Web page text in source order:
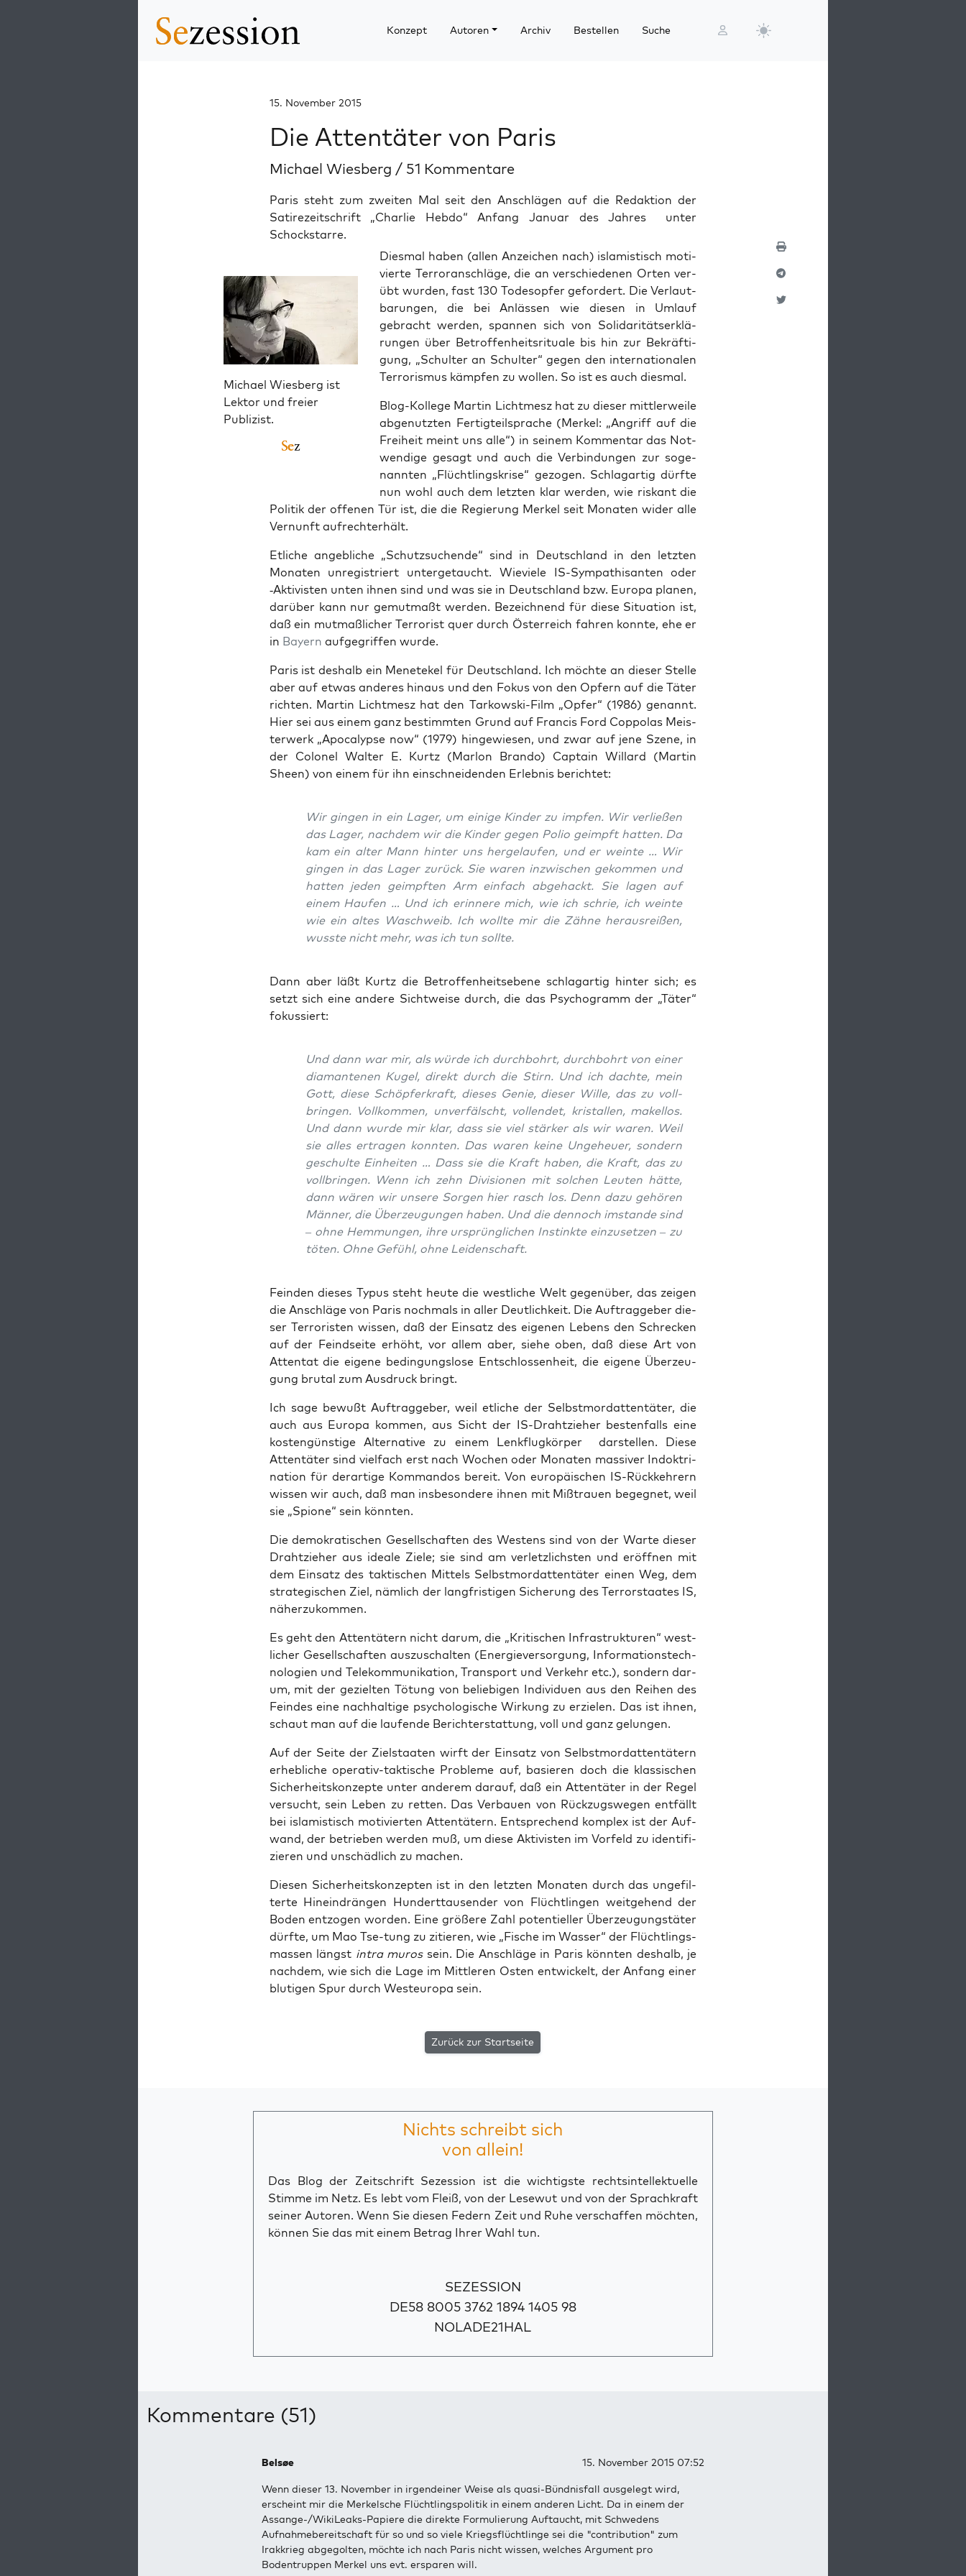
Konzept Autoren Archiv Bestellen Suche
15. November 2015
Die Attentäter von Paris
Michael Wiesberg / 51 Kommentare
Paris steht zum zweiten Mal seit den Anschlägen auf die Redaktion der
Satirezeitschrift „Charlie Hebdo“ Anfang Januar des Jahres unter
Schockstarre.
Michael Wiesberg ist
Lektor und freier
Publizist.
Dies­mal haben (allen Anzei­chen nach) isla­mis­tisch moti­
vier­te Ter­ror­an­schlä­ge, die an ver­schie­de­nen Orten ver­
übt wur­den, fast 130 Todes­op­fer gefor­dert. Die Ver­laut­
ba­run­gen, die bei Anläs­sen wie die­sen in Umlauf
gebracht wer­den, span­nen sich von Soli­da­ri­täts­er­klä­
run­gen über Betrof­fen­heits­ri­tua­le bis hin zur Bekräf­ti­
gung, „Schul­ter an Schul­ter“ gegen den inter­na­tio­na­len
Ter­ro­ris­mus kämp­fen zu wol­len. So ist es auch diesmal.
Blog-Kol­le­ge Mar­tin Licht­mesz hat zu die­ser mitt­ler­wei­le
abge­nutz­ten Fer­tig­teil­spra­che (Mer­kel: „Angriff auf die
Frei­heit meint uns alle“) in sei­nem Kom­men­tar das Not­
wen­di­ge gesagt und auch die Ver­bin­dun­gen zur soge­
nann­ten „Flücht­lings­kri­se“ gezo­gen. Schlag­ar­tig dürf­te
nun wohl auch dem letz­ten klar wer­den, wie ris­kant die
Poli­tik der offe­nen Tür ist, die die Regie­rung Mer­kel seit Mona­ten wider alle
Ver­nunft aufrechterhält.
Etli­che angeb­li­che „Schutz­su­chen­de“ sind in Deutsch­land in den letz­ten
Mona­ten unre­gis­triert unter­ge­taucht. Wie­vie­le IS-Sym­pa­thi­san­ten oder
‑Akti­vis­ten unten ihnen sind und was sie in Deutsch­land bzw. Euro­pa pla­nen,
dar­über kann nur gemut­maßt wer­den. Bezeich­nend für die­se Situa­ti­on ist,
daß ein mut­maß­li­cher Ter­ro­rist quer durch Öster­reich fah­ren konn­te, ehe er
in Bay­ern auf­ge­grif­fen wurde.
Paris ist des­halb ein Mene­te­kel für Deutsch­land. Ich möch­te an die­ser Stel­le
aber auf etwas ande­res hin­aus und den Fokus von den Opfern auf die Täter
rich­ten. Mar­tin Licht­mesz hat den Tar­kow­ski-Film „Opfer“ (1986) genannt.
Hier sei aus einem ganz bestimm­ten Grund auf Fran­cis Ford Cop­po­las Meis­
ter­werk „Apo­ca­lyp­se now“ (1979) hin­ge­wie­sen, und zwar auf jene Sze­ne, in
der Colo­nel Wal­ter E. Kurtz (Mar­lon Bran­do) Cap­tain Wil­lard (Mar­tin
Sheen) von einem für ihn ein­schnei­den­den Erleb­nis berichtet:
Wir gin­gen in ein Lager, um eini­ge Kin­der zu imp­fen. Wir ver­lie­ßen
das Lager, nach­dem wir die Kin­der gegen Polio geimpft hat­ten. Da
kam ein alter Mann hin­ter uns her­ge­lau­fen, und er wein­te … Wir
gin­gen in das Lager zurück. Sie waren inzwi­schen gekom­men und
hat­ten jeden geimpf­ten Arm ein­fach abge­hackt. Sie lagen auf
einem Hau­fen … Und ich erin­ne­re mich, wie ich schrie, ich wein­te
wie ein altes Wasch­weib. Ich woll­te mir die Zäh­ne her­aus­rei­ßen,
wuss­te nicht mehr, was ich tun sollte.
Dann aber läßt Kurtz die Betrof­fen­heits­ebe­ne schlag­ar­tig hin­ter sich; es
setzt sich eine ande­re Sicht­wei­se durch, die das Psy­cho­gramm der „Täter“
fokussiert:
Und dann war mir, als wür­de ich durch­bohrt, durch­bohrt von einer
dia­man­te­nen Kugel, direkt durch die Stirn. Und ich dach­te, mein
Gott, die­se Schöp­fer­kraft, die­ses Genie, die­ser Wil­le, das zu voll­
brin­gen. Voll­kom­men, unver­fälscht, voll­endet, kris­tal­len, makel­los.
Und dann wur­de mir klar, dass sie viel stär­ker als wir waren. Weil
sie alles ertra­gen konn­ten. Das waren kei­ne Unge­heu­er, son­dern
geschul­te Ein­hei­ten … Dass sie die Kraft haben, die Kraft, das zu
voll­brin­gen. Wenn ich zehn Divi­sio­nen mit sol­chen Leu­ten hät­te,
dann wären wir unse­re Sor­gen hier rasch los. Denn dazu gehö­ren
Män­ner, die Über­zeu­gun­gen haben. Und die den­noch imstan­de sind
– ohne Hem­mun­gen, ihre ursprüng­li­chen Instink­te ein­zu­set­zen – zu
töten. Ohne Gefühl, ohne Leidenschaft.
Fein­den die­ses Typus steht heu­te die west­li­che Welt gegen­über, das zei­gen
die Anschlä­ge von Paris noch­mals in aller Deut­lich­keit. Die Auf­trag­ge­ber die­
ser Ter­ro­ris­ten wis­sen, daß der Ein­satz des eige­nen Lebens den Schre­cken
auf der Feind­sei­te erhöht, vor allem aber, sie­he oben, daß die­se Art von
Atten­tat die eige­ne bedin­gungs­lo­se Ent­schlos­sen­heit, die eige­ne Über­zeu­
gung bru­tal zum Aus­druck bringt.
Ich sage bewußt Auf­trag­ge­ber, weil etli­che der Selbst­mord­at­ten­tä­ter, die
auch aus Euro­pa kom­men, aus Sicht der IS-Draht­zie­her bes­ten­falls eine
kos­ten­güns­ti­ge Alter­na­ti­ve zu einem Lenk­flug­kör­per dar­stel­len. Die­se
Atten­tä­ter sind viel­fach erst nach Wochen oder Mona­ten mas­si­ver Indok­tri­
na­ti­on für der­ar­ti­ge Kom­man­dos bereit. Von euro­päi­schen IS-Rück­keh­rern
wis­sen wir auch, daß man ins­be­son­de­re ihnen mit Miß­trau­en begeg­net, weil
sie „Spio­ne“ sein könnten.
Die demo­kra­ti­schen Gesell­schaf­ten des Wes­tens sind von der War­te die­ser
Draht­zie­her aus idea­le Zie­le; sie sind am ver­letz­lichs­ten und eröff­nen mit
dem Ein­satz des tak­ti­schen Mit­tels Selbst­mord­at­ten­tä­ter einen Weg, dem
stra­te­gi­schen Ziel, näm­lich der lang­fris­ti­gen Siche­rung des Ter­ror­staa­tes IS,
näherzukommen.
Es geht den Atten­tä­tern nicht dar­um, die „Kri­ti­schen Infra­struk­tu­ren“ west­
li­cher Gesell­schaf­ten aus­zu­schal­ten (Ener­gie­ver­sor­gung, Infor­ma­ti­ons­tech­
no­lo­gien und Tele­kom­mu­ni­ka­ti­on, Trans­port und Ver­kehr etc.), son­dern dar­
um, mit der geziel­ten Tötung von belie­bi­gen Indi­vi­du­en aus den Rei­hen des
Fein­des eine nach­hal­ti­ge psy­cho­lo­gi­sche Wir­kung zu erzie­len. Das ist ihnen,
schaut man auf die lau­fen­de Bericht­erstat­tung, voll und ganz gelungen.
Auf der Sei­te der Ziel­staa­ten wirft der Ein­satz von Selbst­mord­at­ten­tä­tern
erheb­li­che ope­ra­tiv-tak­ti­sche Pro­ble­me auf, basie­ren doch die klas­si­schen
Sicher­heits­kon­zep­te unter ande­rem dar­auf, daß ein Atten­tä­ter in der Regel
ver­sucht, sein Leben zu ret­ten. Das Ver­bau­en von Rück­zugs­we­gen ent­fällt
bei isla­mis­tisch moti­vier­ten Atten­tä­tern. Ent­spre­chend kom­plex ist der Auf­
wand, der betrie­ben wer­den muß, um die­se Akti­vis­ten im Vor­feld zu iden­ti­fi­
zie­ren und unschäd­lich zu machen.
Die­sen Sicher­heits­kon­zep­ten ist in den letz­ten Mona­ten durch das unge­fil­
ter­te Hin­ein­drän­gen Hun­dert­tau­sen­der von Flücht­lin­gen weit­ge­hend der
Boden ent­zo­gen wor­den. Eine grö­ße­re Zahl poten­ti­el­ler Über­zeu­gungs­tä­ter
dürf­te, um Mao Tse-tung zu zitie­ren, wie „Fische im Was­ser“ der Flücht­lings­
mas­sen längst intra murossein. Die Anschlä­ge in Paris könn­ten des­halb, je
nach­dem, wie sich die Lage im Mitt­le­ren Osten ent­wi­ckelt, der Anfang einer
blu­ti­gen Spur durch West­eu­ro­pa sein.
Zurück zur Startseite
Nichts schreibt sich
von allein!
Das Blog der Zeitschrift Sezession ist die wichtigste rechtsintellektuelle
Stimme im Netz. Es lebt vom Fleiß, von der Lesewut und von der Sprachkraft
seiner Autoren. Wenn Sie diesen Federn Zeit und Ruhe verschaffen möchten,
können Sie das mit einem Betrag Ihrer Wahl tun.
SEZESSION
DE58 8005 3762 1894 1405 98
NOLADE21HAL
Kommentare (51)
Belsøe 15. November 2015 07:52
Wenn dieser 13. November in irgendeiner Weise als quasi-Bündnisfall ausgelegt wird,
erscheint mir die Merkelsche Flüchtlingspolitik in einem anderen Licht. Da in einem der
Assange-/WikiLeaks-Papiere die direkte Formulierung Auftaucht, mit Schwedens
Aufnahmebereitschaft für so und so viele Kriegsflüchtlinge sei die "contribution" zum
Irakkrieg abgegolten, möchte ich nach Paris nicht wissen, welches Argument pro
Bodentruppen Merkel uns evt. ersparen will.